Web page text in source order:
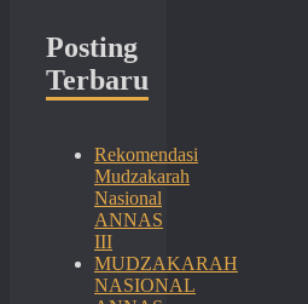
Posting
Terbaru
Rekomendasi
Mudzakarah
Nasional
ANNAS
III
MUDZAKARAH
NASIONAL